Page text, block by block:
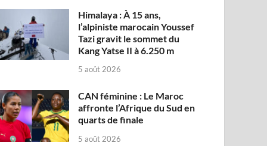
Himalaya : À 15 ans,
l’alpiniste marocain Youssef
Tazi gravit le sommet du
Kang Yatse II à 6.250 m
5 août 2026
CAN féminine : Le Maroc
affronte l’Afrique du Sud en
quarts de finale
5 août 2026